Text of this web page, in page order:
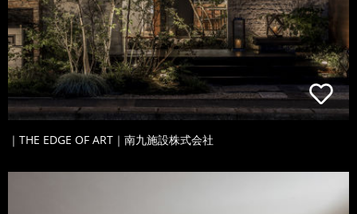
｜THE EDGE OF ART｜南九施設株式会社